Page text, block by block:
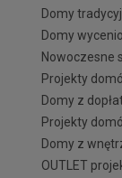
Domy
Domy
Nowoczesne
Projekty
Domy z
Projekty
Domy z
OUTLET